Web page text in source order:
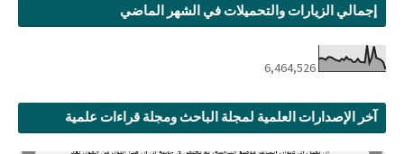
إجمالي الزيارات والتحميلات في الشهر الماضي
6,464,526
آخر الإصدارات العلمية لمجلة الباحث ومجلة قراءات علمية